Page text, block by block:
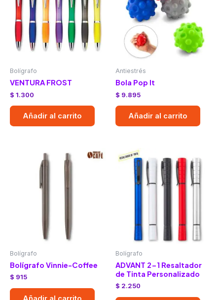
Bolígrafo
VENTURA FROST
$ 1.300
Añadir al carrito
Antiestrés
Bola Pop It
$ 9.895
Añadir al carrito
Bolígrafo
Bolígrafo Vinnie-Coffee
$ 915
Bolígrafo
ADVANT 2-1 Resaltador
de Tinta Personalizado
$ 2.250